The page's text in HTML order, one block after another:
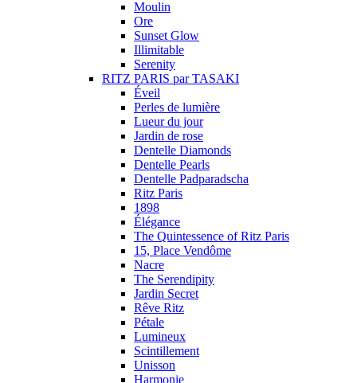
Moulin
Ore
Sunset Glow
Illimitable
Serenity
RITZ PARIS par TASAKI
Éveil
Perles de lumière
Lueur du jour
Jardin de rose
Dentelle Diamonds
Dentelle Pearls
Dentelle Padparadscha
Ritz Paris
1898
Élégance
The Quintessence of Ritz Paris
15, Place Vendôme
Nacre
The Serendipity
Jardin Secret
Rêve Ritz
Pétale
Lumineux
Scintillement
Unisson
Harmonie